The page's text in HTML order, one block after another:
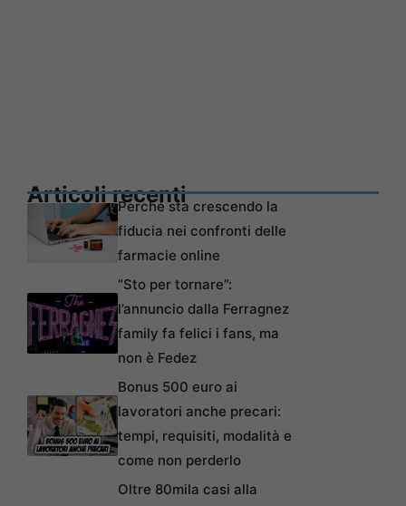
Articoli recentiPerché sta crescendo la
fiducia nei confronti delle
farmacie online
“Sto per tornare”:
l’annuncio dalla Ferragnez
family fa felici i fans, ma
non è Fedez
Bonus 500 euro ai
lavoratori anche precari:
tempi, requisiti, modalità e
come non perderlo
Oltre 80mila casi alla